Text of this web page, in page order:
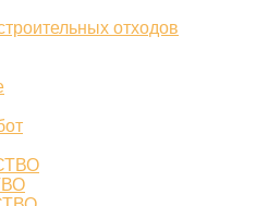
отходов